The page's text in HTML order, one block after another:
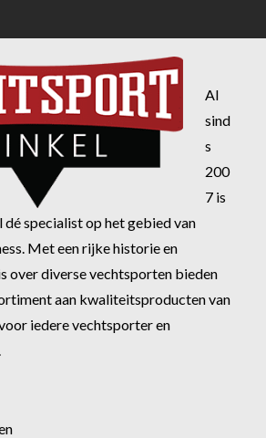
Al
sind
s
200
7 is
specialist op het gebied van
Met een rijke historie en
over diverse vechtsporten bieden
aan kwaliteitsproducten van
iedere vechtsporter en